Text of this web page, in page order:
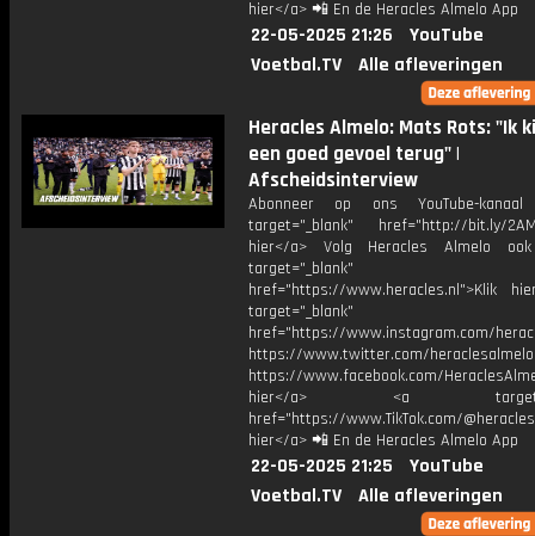
hier</a> 📲 En de Heracles Almelo App
22-05-2025 21:26
YouTube
Voetbal.TV
Alle afleveringen
Heracles Almelo: Mats Rots: "Ik
een goed gevoel terug" |
Afscheidsinterview
Abonneer op ons YouTube-
target="_blank" href="http://bit.ly/
hier</a> Volg Heracles Almelo
target="_blank"
href="https://www.heracles.nl">Klik
target="_blank"
href="https://www.instagram.com/
https://www.twitter.com/heraclesalmelo
https://www.facebook.com/
hier</a> <a
href="https://www.TikTok.com/
hier</a> 📲 En de Heracles Almelo App
22-05-2025 21:25
YouTube
Voetbal.TV
Alle afleveringen